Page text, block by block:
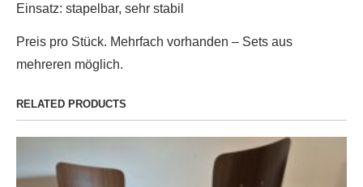
Einsatz: stapelbar, sehr stabil
Preis pro Stück. Mehrfach vorhanden – Sets aus
mehreren möglich.
RELATED PRODUCTS